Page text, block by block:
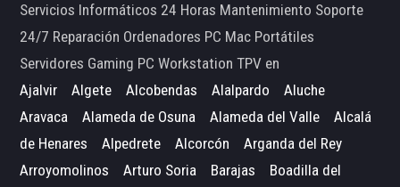
Servicios Informáticos 24 Horas Mantenimiento Soporte
24/7 Reparación Ordenadores PC Mac Portátiles
Servidores Gaming PC Workstation TPV en
Ajalvir
Algete Alcobendas Alalpardo
Aluche
Aravaca
Alameda de Osuna Alameda del Valle
Alcalá
de Henares
Alpedrete Alcorcón
Arganda del Rey
Arroyomolinos
Arturo Soria Barajas
Boadilla del